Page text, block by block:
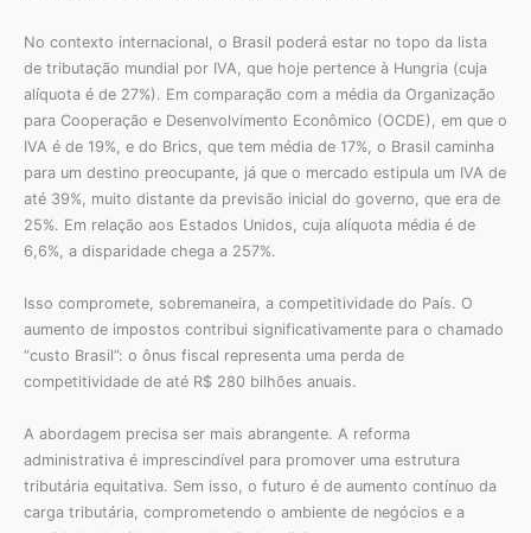
No contexto internacional, o Brasil poderá estar no topo da lista
de tributação mundial por IVA, que hoje pertence à Hungria (cuja
alíquota é de 27%). Em comparação com a média da Organização
para Cooperação e Desenvolvimento Econômico (OCDE), em que o
IVA é de 19%, e do Brics, que tem média de 17%, o Brasil caminha
para um destino preocupante, já que o mercado estipula um IVA de
até 39%, muito distante da previsão inicial do governo, que era de
25%. Em relação aos Estados Unidos, cuja alíquota média é de
6,6%, a disparidade chega a 257%.
Isso compromete, sobremaneira, a competitividade do País. O
aumento de impostos contribui significativamente para o chamado
“custo Brasil”: o ônus fiscal representa uma perda de
competitividade de até R$ 280 bilhões anuais.
A abordagem precisa ser mais abrangente. A reforma
administrativa é imprescindível para promover uma estrutura
tributária equitativa. Sem isso, o futuro é de aumento contínuo da
carga tributária, comprometendo o ambiente de negócios e a